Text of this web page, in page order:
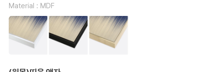
Material : MDF